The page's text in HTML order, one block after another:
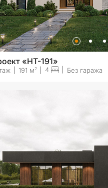
«HT-191»
191 м2 4 Без гаража